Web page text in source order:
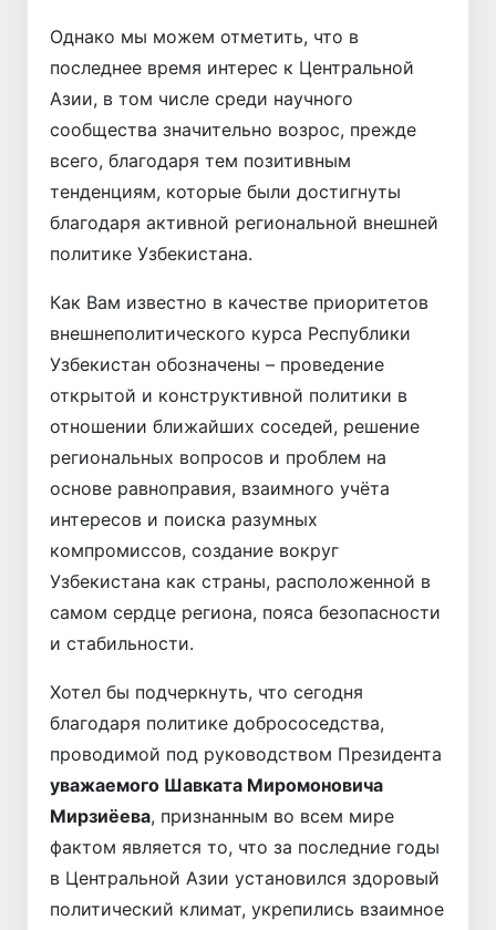
Однако мы можем отметить, что в
последнее время интерес к Центральной
Азии, в том числе среди научного
сообщества значительно возрос, прежде
всего, благодаря тем позитивным
тенденциям, которые были достигнуты
благодаря активной региональной внешней
политике Узбекистана.
Как Вам известно в качестве приоритетов
внешнеполитического курса Республики
Узбекистан обозначены – проведение
открытой и конструктивной политики в
отношении ближайших соседей, решение
региональных вопросов и проблем на
основе равноправия, взаимного учёта
интересов и поиска разумных
компромиссов, создание вокруг
Узбекистана как страны, расположенной в
самом сердце региона, пояса безопасности
и стабильности.
Хотел бы подчеркнуть, что сегодня
благодаря политике добрососедства,
проводимой под руководством Президента
уважаемого Шавката Миромоновича
Мирзиёева, признанным во всем мире
фактом является то, что за последние годы
в Центральной Азии установился здоровый
политический климат, укрепились взаимное